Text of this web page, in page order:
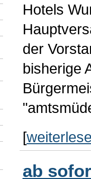
Hotels
der
bisherige
[
ab